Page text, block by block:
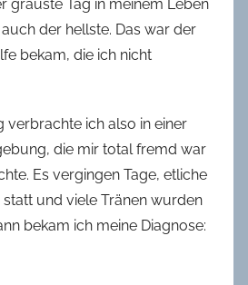
grauste Tag in meinem Leben
der hellste. Das war der
bekam, die ich nicht
verbrachte ich also in einer
die mir total fremd war
Es vergingen Tage, etliche
und viele Tränen wurden
bekam ich meine Diagnose: